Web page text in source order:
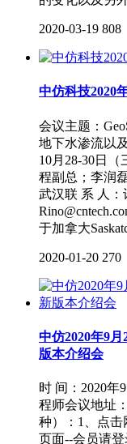
2020-03-19 808
中仿科技2020
会议主题：
地下水渗流以
10月28-30日
程副总；李润
武汉联 系 人：
于加拿大
2020-01-20 270
中仿2020年9
版本介绍会
时 间：2020年
程师会议地址
种）：1、点
页面--会员请